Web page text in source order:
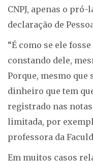
CNPJ, apenas o
declaração de
“É como se ele
constando dele,
Porque, mesmo que
dinheiro que tem
registrado nas notas
limitada, por
professora da
Em muitos casos